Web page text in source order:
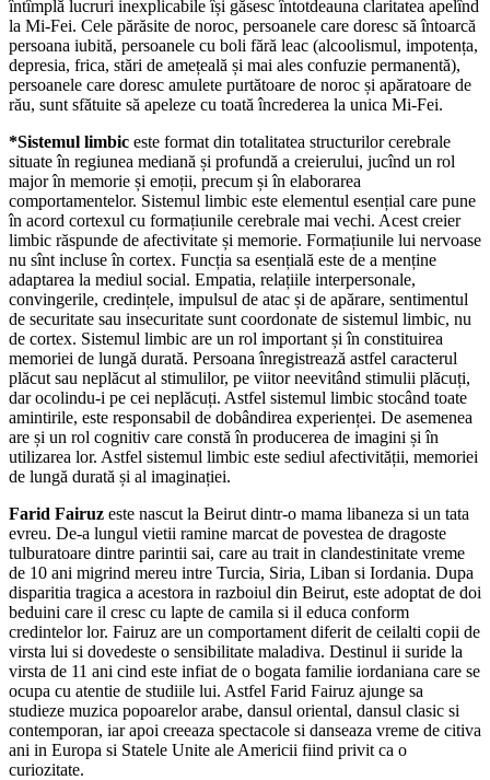
întîmplă lucruri inexplicabile își găsesc întotdeauna claritatea apelînd
la Mi-Fei. Cele părăsite de noroc, persoanele care doresc să întoarcă
persoana iubită, persoanele cu boli fără leac (alcoolismul, impotența,
depresia, frica, stări de amețeală și mai ales confuzie permanentă),
persoanele care doresc amulete purtătoare de noroc și apăratoare de
rău, sunt sfătuite să apeleze cu toată încrederea la unica Mi-Fei.
*Sistemul limbic este format din totalitatea structurilor cerebrale
situate în regiunea mediană și profundă a creierului, jucînd un rol
major în memorie și emoții, precum și în elaborarea
comportamentelor. Sistemul limbic este elementul esențial care pune
în acord cortexul cu formațiunile cerebrale mai vechi. Acest creier
limbic răspunde de afectivitate și memorie. Formațiunile lui nervoase
nu sînt incluse în cortex. Funcția sa esențială este de a menține
adaptarea la mediul social. Empatia, relațiile interpersonale,
convingerile, credințele, impulsul de atac și de apărare, sentimentul
de securitate sau insecuritate sunt coordonate de sistemul limbic, nu
de cortex. Sistemul limbic are un rol important și în constituirea
memoriei de lungă durată. Persoana înregistrează astfel caracterul
plăcut sau neplăcut al stimulilor, pe viitor neevitând stimulii plăcuți,
dar ocolindu-i pe cei neplăcuți. Astfel sistemul limbic stocând toate
amintirile, este responsabil de dobândirea experienței. De asemenea
are și un rol cognitiv care constă în producerea de imagini și în
utilizarea lor. Astfel sistemul limbic este sediul afectivității, memoriei
de lungă durată și al imaginației.
Farid Fairuz este nascut la Beirut dintr-o mama libaneza si un tata
evreu. De-a lungul vietii ramine marcat de povestea de dragoste
tulburatoare dintre parintii sai, care au trait in clandestinitate vreme
de 10 ani migrind mereu intre Turcia, Siria, Liban si Iordania. Dupa
disparitia tragica a acestora in razboiul din Beirut, este adoptat de doi
beduini care il cresc cu lapte de camila si il educa conform
credintelor lor. Fairuz are un comportament diferit de ceilalti copii de
virsta lui si dovedeste o sensibilitate maladiva. Destinul ii suride la
virsta de 11 ani cind este infiat de o bogata familie iordaniana care se
ocupa cu atentie de studiile lui. Astfel Farid Fairuz ajunge sa
studieze muzica popoarelor arabe, dansul oriental, dansul clasic si
contemporan, iar apoi creeaza spectacole si danseaza vreme de citiva
ani in Europa si Statele Unite ale Americii fiind privit ca o
curiozitate.